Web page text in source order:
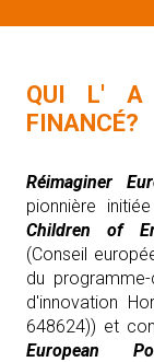
QUI L' A
FINANCÉ?
Réimaginer
pionnière
Children of
(Conseil
du
d'innovation
648624)) et
European